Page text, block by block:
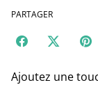
PARTAGER
Ajoutez une